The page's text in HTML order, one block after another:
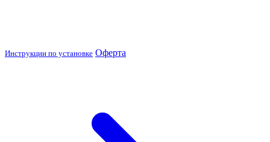
Инструкции по установке Оферта